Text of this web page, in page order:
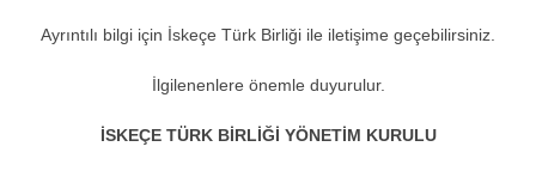
Ayrıntılı bilgi için İskeçe Türk Birliği ile iletişime geçebilirsiniz.
İlgilenenlere önemle duyurulur.
İSKEÇE TÜRK BİRLİĞİ YÖNETİM KURULU